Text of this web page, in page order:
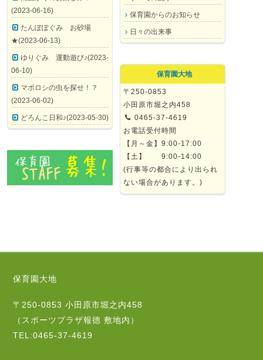
(2023-06-16)
たんぽぽぐみ お砂場
★(2023-06-13)
ゆりぐみ 運動遊び♪(2023-
06-10)
マボロシの虫を探せ！？
(2023-06-02)
どろんこ日和♪(2023-05-30)
保育園からのお知らせ
日々の出来事
保育園大地
〒250-0853
小田原市堀之内458
0465-37-4619
お電話受付時間
【月～金】9:00-17:00
【土】 9:00-14:00
(行事等の都合により出られ
ない場合があります。)
保育園大地
〒250-0853 小田原市堀之内458
（スポーツプラザ報徳 敷地内）
TEL:0465-37-4619